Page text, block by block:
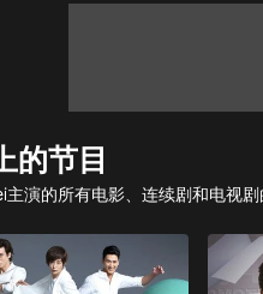
的节目
主演的所有电影、连续剧和电视剧